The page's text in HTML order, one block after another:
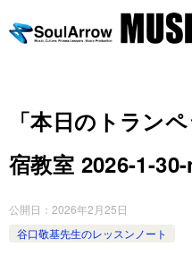
「本日のトラン
宿教室 2026-1-
公開日： 2026年2月25日
谷口敬基先生のレッスンノート